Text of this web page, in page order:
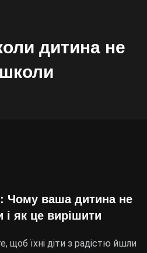
дитина не
Чому ваша дитина не
як це вирішити
щоб їхні діти з радістю йшли